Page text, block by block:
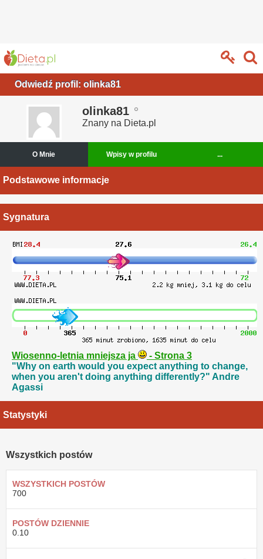
Odwiedź profil: olinka81
olinka81
Znany na Dieta.pl
O Mnie Wpisy w profilu ...
Podstawowe informacje
Sygnatura
Wiosenno-letnia mniejsza ja
- Strona 3
"Why on earth would you expect anything to change,
when you aren't doing anything differently?" Andre
Agassi
Statystyki
Wszystkich postów
WSZYSTKICH POSTÓW
700
POSTÓW DZIENNIE
0.10